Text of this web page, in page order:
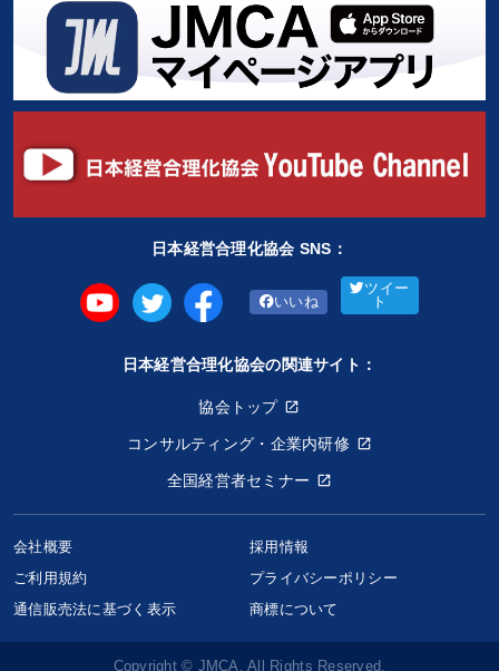
会長 女性経営者
※「更新」を押すと「タグ・キーワード」を更新いただけます。
日本経営合理化協会 SNS：
いいね
ツイー
ト
日本経営合理化協会の関連サイト：
協会トップ
コンサルティング・企業内研修
全国経営者セミナー
会社概要
採用情報
ご利用規約
プライバシーポリシー
通信販売法に基づく表示
商標について
Copyright © JMCA. All Rights Reserved.